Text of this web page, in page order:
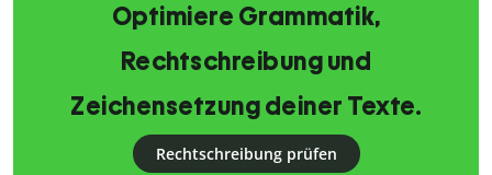
Optimiere Grammatik,
Rechtschreibung und
Zeichensetzung deiner Texte.
Rechtschreibung prüfen